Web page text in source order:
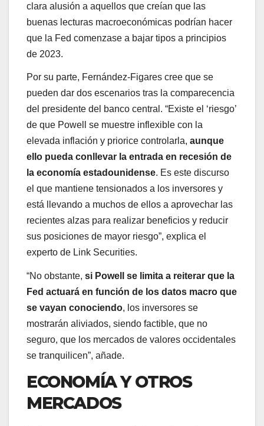
clara alusión a aquellos que creían que las
buenas lecturas macroeconómicas podrían hacer
que la Fed comenzase a bajar tipos a principios
de 2023.
Por su parte, Fernández-Figares cree que se
pueden dar dos escenarios tras la comparecencia
del presidente del banco central. “Existe el ‘riesgo’
de que Powell se muestre inflexible con la
elevada inflación y priorice controlarla, aunque
ello pueda conllevar la entrada en recesión de
la economía estadounidense. Es este discurso
el que mantiene tensionados a los inversores y
está llevando a muchos de ellos a aprovechar las
recientes alzas para realizar beneficios y reducir
sus posiciones de mayor riesgo”, explica el
experto de Link Securities.
“No obstante, si Powell se limita a reiterar que la
Fed actuará en función de los datos macro que
se vayan conociendo, los inversores se
mostrarán aliviados, siendo factible, que no
seguro, que los mercados de valores occidentales
se tranquilicen”, añade.
ECONOMÍA Y OTROS
MERCADOS